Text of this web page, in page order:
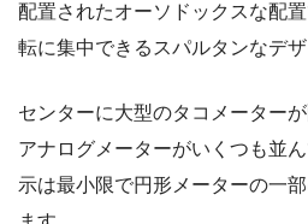
配置されたオーソドックスな配
転に集中できるスパルタンなデザ
センターに大型のタコメーター
アナログメーターがいくつも並
示は最小限で円形メーターの一